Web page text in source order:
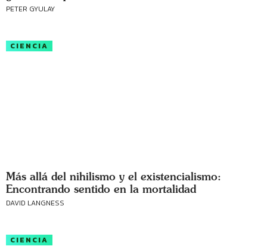
PETER GYULAY
CIENCIA
Más allá del nihilismo y el existencialismo:
Encontrando sentido en la mortalidad
DAVID LANGNESS
CIENCIA